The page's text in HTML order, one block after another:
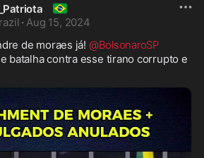
🇧🇷
· Aug 15, 2024
de moraes já! @BolsonaroSP
batalha contra esse tirano corrupto e